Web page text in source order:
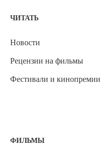
ЧИТАТЬ
Новости
Рецензии на фильмы
Фестивали и кинопремии
ФИЛЬМЫ